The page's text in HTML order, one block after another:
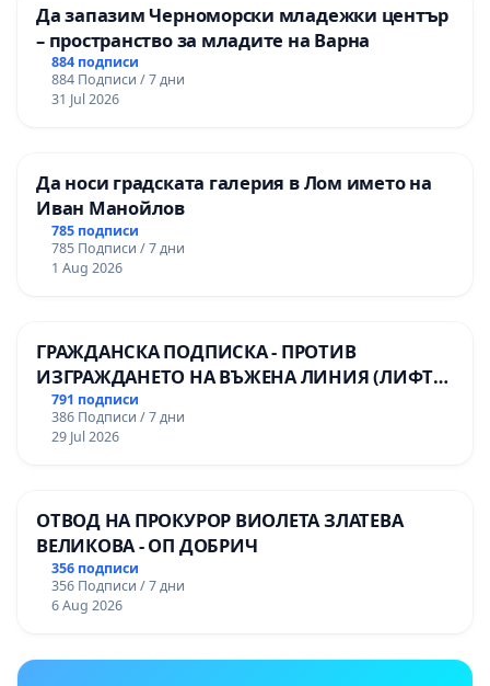
Да запазим Черноморски младежки център
– пространство за младите на Варна
884 подписи
884 Подписи / 7 дни
31 Jul 2026
Да носи градската галерия в Лом името на
Иван Манойлов
785 подписи
785 Подписи / 7 дни
1 Aug 2026
ГРАЖДАНСКА ПОДПИСКА - ПРОТИВ
ИЗГРАЖДАНЕТО НА ВЪЖЕНА ЛИНИЯ (ЛИФТ)
НА ТЕРИТОРИЯТА НА ПРИРОДНА
ЗАБЕЛЕЖИТЕЛНОСТ „ХЪЛМ НА
ОСВОБОДИТЕЛИТЕ“ (БУНАРДЖИК)
791 подписи
386 Подписи / 7 дни
29 Jul 2026
ОТВОД НА ПРОКУРОР ВИОЛЕТА ЗЛАТЕВА
ВЕЛИКОВА - ОП ДОБРИЧ
356 подписи
356 Подписи / 7 дни
6 Aug 2026